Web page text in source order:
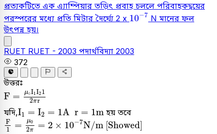
প্রত্যকটিতে এক এ্যাম্পিয়ার তড়িৎ প্রবাহ চললে পরিবাহকদ্বয়ের
পরস্পরের মধ্যে প্রতি মিটার দৈর্ঘ্যে 2 x 10−7
10-7 N মানের ফল
উৎপন্ন হয়।
RUET RUET - 2003 পদার্থবিদ্যা 2003
372
উত্তরঃ
F = μ∘I1I21
2πr
F =μ ∘ 1I21
যদি,I1 = I2 = 1A r = 1m
I1 2= r = m হয় তবে
F
1
= μ0
2π = 2 × 10−7N/m [Showed]
F1 = μ 02 π=2 10-7N/ m Showed